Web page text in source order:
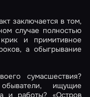
заключается в том,
случае полностью
и примитивное
а обыгрывание
сумасшествия?
ищущие